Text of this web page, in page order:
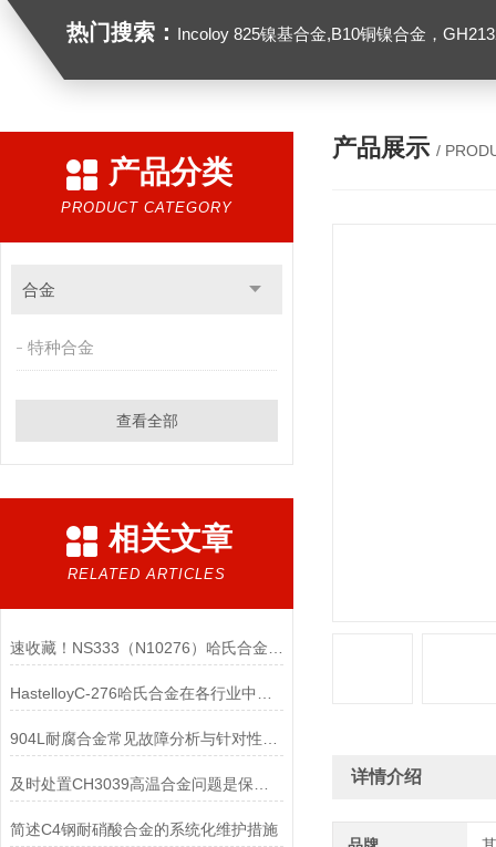
热门搜索： Incoloy 825镍基合金,B10铜镍合金，GH2132高温合金，C276
产品分类
PRODUCT CATEGORY
合金
特种合金
查看全部
相关文章
RELATED ARTICLES
简述C4钢耐硝酸合金的系统化维护措施
产品展示 /
详情介绍